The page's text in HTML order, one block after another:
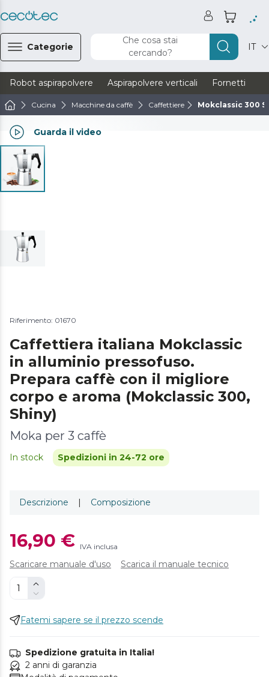
Categorie
Che cosa stai
cercando?
IT
Robot aspirapolvere Aspirapolvere verticali Fornetti
Cucina Macchine da caffè Caffettiere Mokclassic 300
Guarda il video
Riferimento: 01670
Caffettiera italiana Mokclassic
in alluminio pressofuso.
Prepara caffè con il migliore
corpo e aroma (Mokclassic 300,
Shiny)
Moka per 3 caffè
In stock Spedizioni in 24-72 ore
Descrizione | Composizione
16,90 € IVA inclusa
Scaricare manuale d'uso Scarica il manuale tecnico
Fatemi sapere se il prezzo scende
Spedizione gratuita in Italia!
2 anni di garanzia